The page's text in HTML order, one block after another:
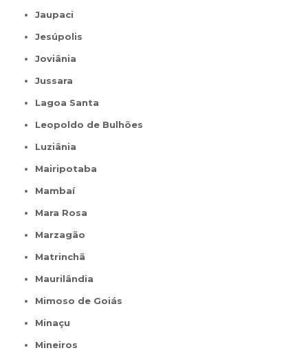
Jaupaci
Jesúpolis
Joviânia
Jussara
Lagoa Santa
Leopoldo de Bulhões
Luziânia
Mairipotaba
Mambaí
Mara Rosa
Marzagão
Matrinchã
Maurilândia
Mimoso de Goiás
Minaçu
Mineiros